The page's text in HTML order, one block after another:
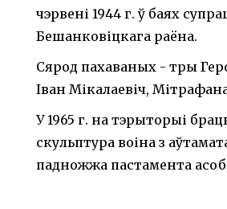
чэрвені 1944 г. ў баях
Бешанковіцкага раёна.
Сярод пахаваных - тры
Іван Мікалаевіч,
У 1965 г. на тэрыторыі
скульптура воіна з
падножжа пастамента